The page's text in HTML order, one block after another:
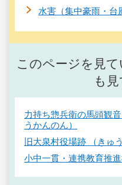
水害（集中豪雨・台
このページを見
も
力持ち惣兵衛の馬頭観
うかんのん）
旧大泉村役場跡 （きゅ
小中一貫・連携教育推